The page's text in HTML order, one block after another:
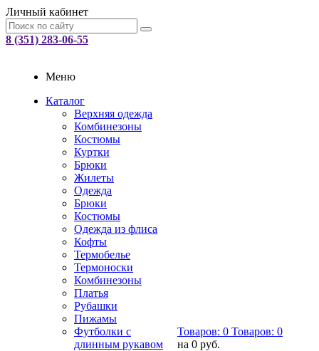
Личный кабинет
8 (351) 283-06-55
Меню
Каталог
Верхняя одежда
Комбинезоны
Костюмы
Куртки
Брюки
Жилеты
Одежда
Брюки
Костюмы
Одежда из флиса
Кофты
Термобелье
Термоноски
Комбинезоны
Платья
Рубашки
Пижамы
Футболки с
длинным рукавом
Товаров: 0 Товаров: 0
на 0 руб.